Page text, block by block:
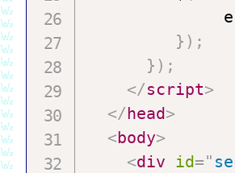
              e
} ) ;
} ) ;
</script>
</head>
<body>
<div id="